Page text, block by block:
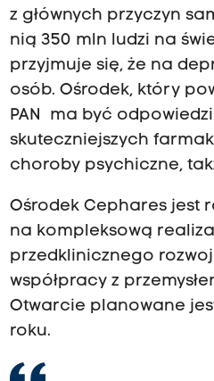
z głównych przyczyn
nią 350 mln ludzi na
przyjmuje się, że na
osób. Ośrodek, który
PAN ma być
skuteczniejszych
choroby psychiczne,
Ośrodek Cephares jest
na kompleksową
przedklinicznego
współpracy z
Otwarcie planowane
roku.